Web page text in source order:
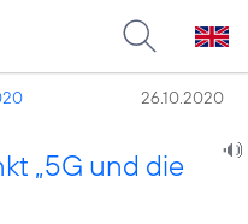
26.10.2020
„5G und die